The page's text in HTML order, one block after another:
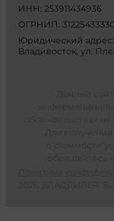
ИНН: 253911434936
ОГРНИП:
Юридический
Владивосток, ул.